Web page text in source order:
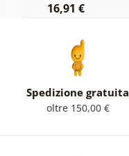
16,91 €
Spedizione gratuita
oltre 150,00 €